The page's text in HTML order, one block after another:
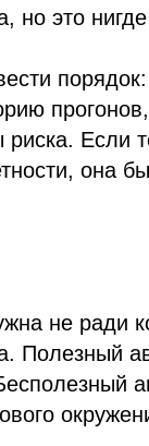
но это
Если
она
не ради
Полезный